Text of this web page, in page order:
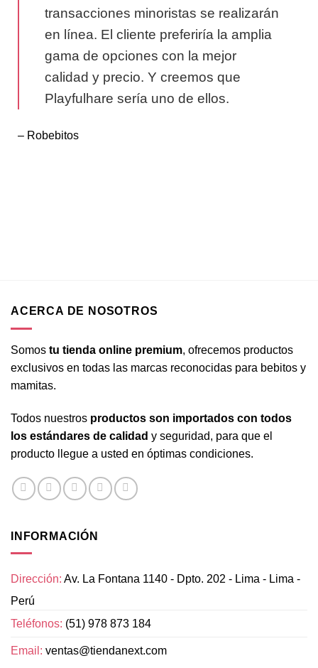
transacciones minoristas se realizarán
en línea. El cliente preferiría la amplia
gama de opciones con la mejor
calidad y precio. Y creemos que
Playfulhare sería uno de ellos.
– Robebitos
ACERCA DE NOSOTROS
Somos tu tienda online premium, ofrecemos productos
exclusivos en todas las marcas reconocidas para bebitos y
mamitas.
Todos nuestros productos son importados con todos
los estándares de calidad y seguridad, para que el
producto llegue a usted en óptimas condiciones.
INFORMACIÓN
Dirección: Av. La Fontana 1140 - Dpto. 202 - Lima - Lima -
Perú
Teléfonos: (51) 978 873 184
Email: ventas@tiendanext.com